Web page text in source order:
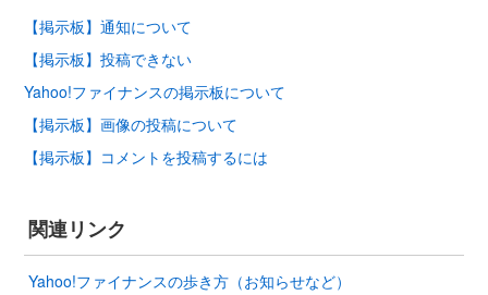
【掲示板】通知について
【掲示板】投稿できない
Yahoo!ファイナンスの掲示板について
【掲示板】画像の投稿について
【掲示板】コメントを投稿するには
関連リンク
Yahoo!ファイナンスの歩き方（お知らせなど）